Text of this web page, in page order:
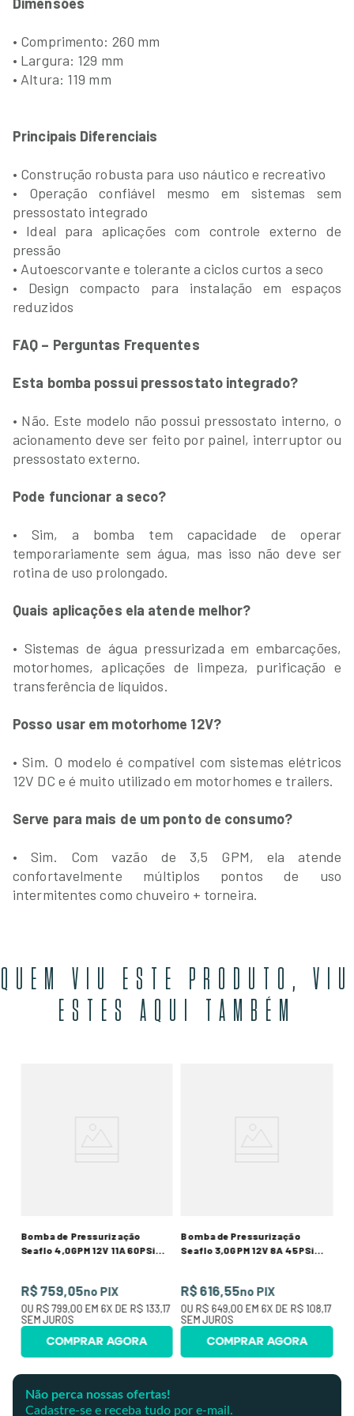
• Comprimento: 260 mm
• Largura: 129 mm
• Altura: 119 mm
Principais Diferenciais
• Construção robusta para uso náutico e recreativo
• Operação confiável mesmo em sistemas sem
pressostato integrado
• Ideal para aplicações com controle externo de
pressão
• Autoescorvante e tolerante a ciclos curtos a seco
• Design compacto para instalação em espaços
reduzidos
FAQ – Perguntas Frequentes
Esta bomba possui pressostato integrado?
• Não. Este modelo não possui pressostato interno, o
acionamento deve ser feito por painel, interruptor ou
pressostato externo.
Pode funcionar a seco?
• Sim, a bomba tem capacidade de operar
temporariamente sem água, mas isso não deve ser
rotina de uso prolongado.
Quais aplicações ela atende melhor?
• Sistemas de água pressurizada em embarcações,
motorhomes, aplicações de limpeza, purificação e
transferência de líquidos.
Posso usar em motorhome 12V?
• Sim. O modelo é compatível com sistemas elétricos
12V DC e é muito utilizado em motorhomes e trailers.
Serve para mais de um ponto de consumo?
• Sim. Com vazão de 3,5 GPM, ela atende
confortavelmente múltiplos pontos de uso
intermitentes como chuveiro + torneira.
QUEM VIU ESTE PRODUTO, VIU
ESTES AQUI TAMBÉM
Bomba de Pressurização
Seaflo 4,0GPM 12V 11A 60PSi
R$ 759,05no PIX
OU R$ 799,00 EM 6X DE R$ 133,17
SEM JUROS
COMPRAR AGORA
Bomba de Pressurização
Seaflo 3,0GPM 12V 8A 45PSi
R$ 616,55no PIX
OU R$ 649,00 EM 6X DE R$ 108,17
SEM JUROS
COMPRAR AGORA
Não perca nossas ofertas!
Cadastre-se e receba tudo por e-mail.